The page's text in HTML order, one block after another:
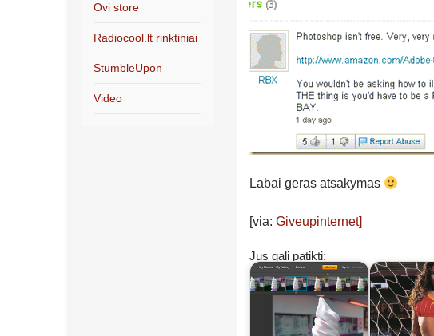
Labai geras atsakymas
[via: Giveupinternet]
Jus gali patikti:
Ovi store
Radiocool.lt rinktiniai
StumbleUpon
Video